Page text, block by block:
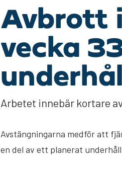
Avbrott
vecka
Arbetet innebär kortare
Avstängningarna medför att
en del av ett planerat